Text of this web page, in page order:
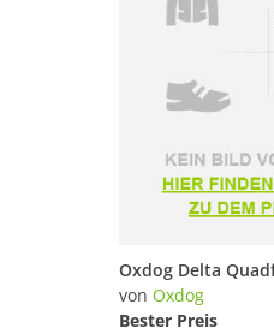
von Oxdog
Bester Preis